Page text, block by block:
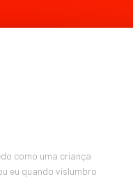
como uma criança
eu quando vislumbro